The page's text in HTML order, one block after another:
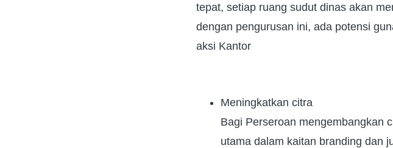
tepat, setiap ruang sudut dinas akan
dengan pengurusan ini, ada potensi
aksi Kantor
Meningkatkan citra
Bagi Perseroan mengembangkan
utama dalam kaitan branding dan